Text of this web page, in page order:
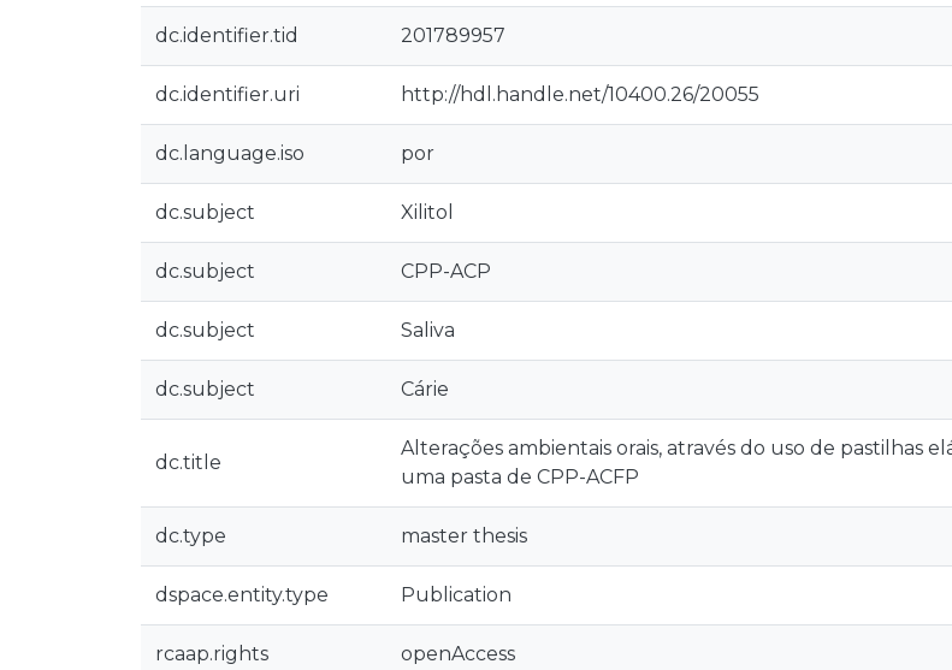
dc.identifier.tid 201789957
dc.identifier.uri http://hdl.handle.net/10400.26/20055
dc.language.iso por
dc.subject Xilitol
dc.subject CPP-ACP
dc.subject Saliva
dc.subject Cárie
dc.title
Alterações ambientais orais, através do uso de pastilhas
uma pasta de CPP-ACFP
dc.type master thesis
dspace.entity.type Publication
rcaap.rights openAccess